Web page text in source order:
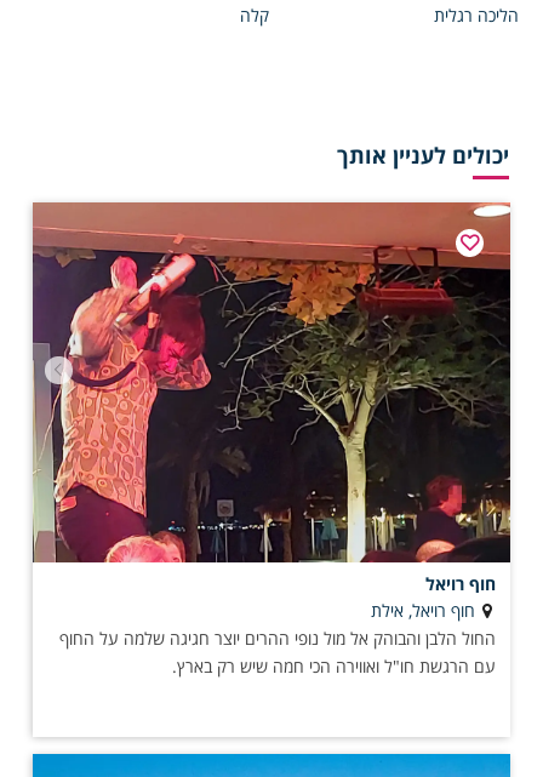
הליכה רגלית
קלה
יכולים לעניין אותך
חוף רויאל
חוף רויאל, אילת
החול הלבן והבוהק אל מול נופי ההרים יוצר חגיגה שלמה על החוף
עם הרגשת חו"ל ואווירה הכי חמה שיש רק בארץ.